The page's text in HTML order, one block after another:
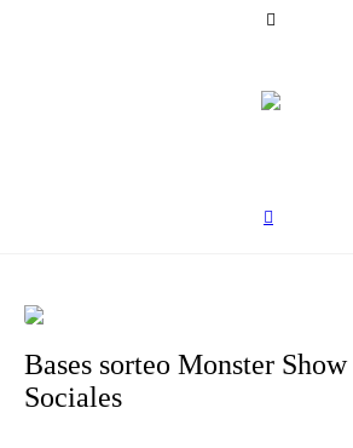
Bases sorteo Monster Show
Sociales